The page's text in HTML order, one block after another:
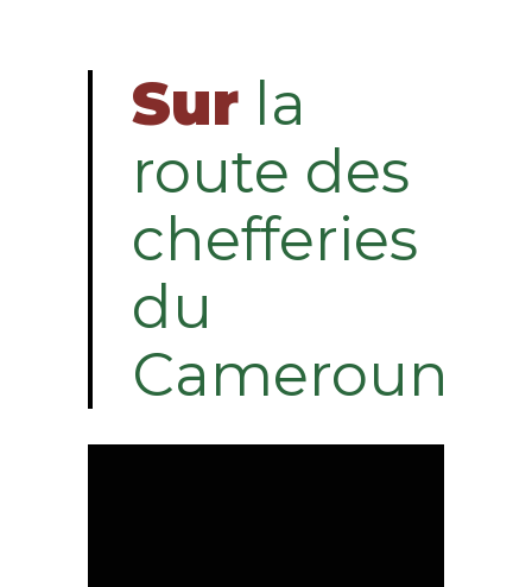
Sur la
route des
chefferies
du
Cameroun